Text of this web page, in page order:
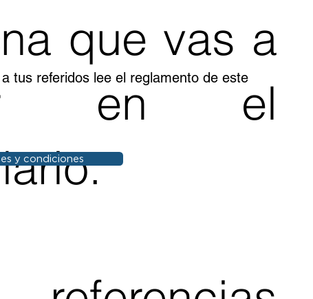
que vas a
en el
tus referidos lee el reglamento de este
y condiciones